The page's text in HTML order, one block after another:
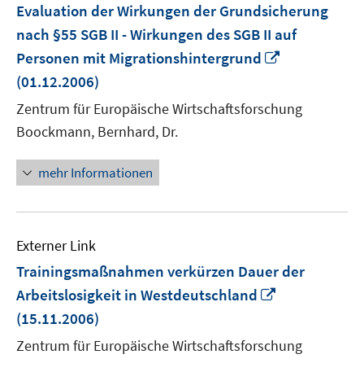
Evaluation der Wirkungen der Grundsicherung
nach §55 SGB II - Wirkungen des SGB II auf
Personen mit Migrationshintergrund
öffnen
(01.12.2006)
Zentrum für Europäische Wirtschaftsforschung
Boockmann, Bernhard, Dr.
mehr Informationen
Externer Link
Trainingsmaßnahmen verkürzen Dauer der
Arbeitslosigkeit in Westdeutschland
öffnen
(15.11.2006)
Zentrum für Europäische Wirtschaftsforschung